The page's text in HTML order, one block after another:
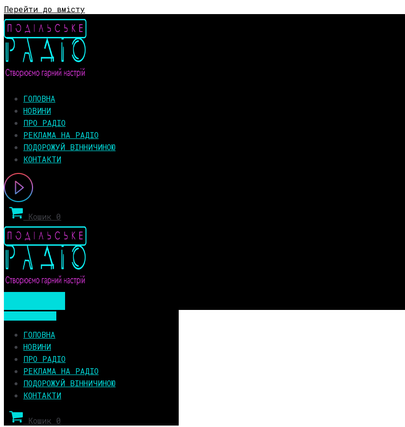
Перейти до вмісту
ГОЛОВНА
НОВИНИ
ПРО РАДІО
РЕКЛАМА НА РАДІО
ПОДОРОЖУЙ ВІННИЧИНОЮ
КОНТАКТИ
Кошик 0
ГОЛОВНА
НОВИНИ
ПРО РАДІО
РЕКЛАМА НА РАДІО
ПОДОРОЖУЙ ВІННИЧИНОЮ
КОНТАКТИ
Кошик 0